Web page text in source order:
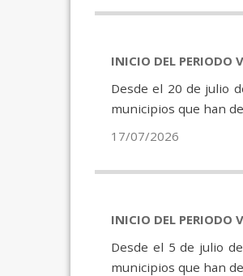
INICIO DEL PERIODO
Desde el 20 de julio
municipios que han
17/07/2026
INICIO DEL PERIODO
Desde el 5 de julio
municipios que han